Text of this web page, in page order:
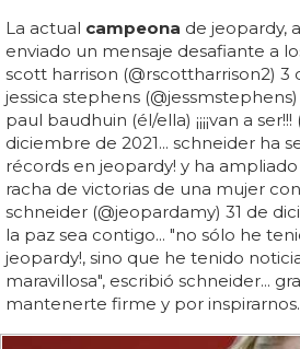
La actual campeona de jeopardy,
enviado un mensaje desafiante a
scott harrison (@rscottharrison2) 3
jessica stephens
paul baudhuin (él/ella) ¡¡¡¡van a
diciembre de 2021... schneider ha
récords en jeopardy! y ha
racha de victorias de una mujer
schneider (@jeopardamy) 31 de
la paz sea contigo... "no sólo he
jeopardy!, sino que he tenido
maravillosa", escribió schneider...
mantenerte firme y por